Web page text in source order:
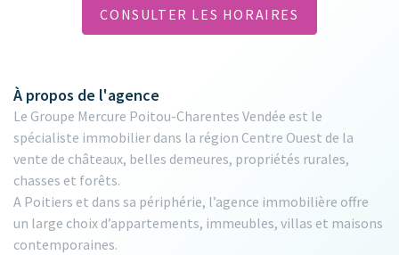
CONSULTER LES HORAIRES
À propos de l'agence
Le Groupe Mercure Poitou-Charentes Vendée est le
spécialiste immobilier dans la région Centre Ouest de la
vente de châteaux, belles demeures, propriétés rurales,
chasses et forêts.
A Poitiers et dans sa périphérie, l’agence immobilière offre
un large choix d’appartements, immeubles, villas et maisons
contemporaines.